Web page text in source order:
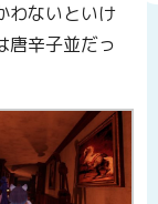
わないといけ
唐辛子並だっ